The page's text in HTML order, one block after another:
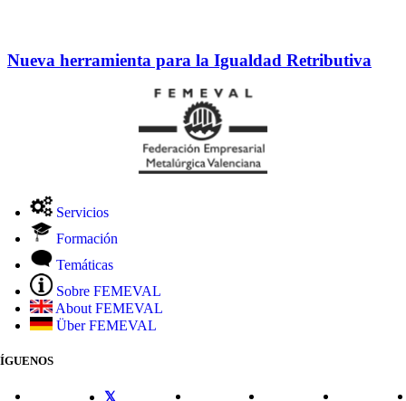
Nueva herramienta para la Igualdad Retributiva
Servicios
Formación
Temáticas
Sobre FEMEVAL
About FEMEVAL
Über FEMEVAL